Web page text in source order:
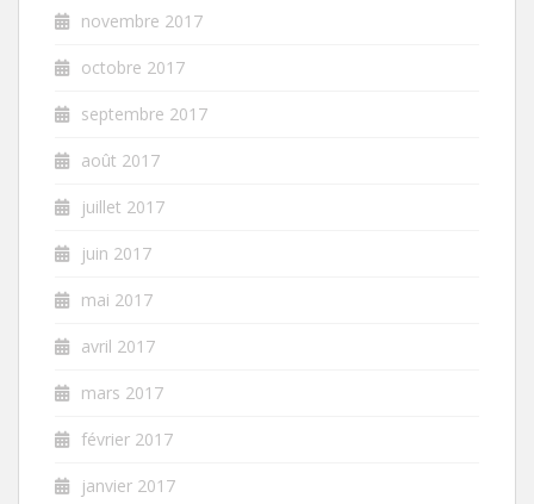
novembre 2017
octobre 2017
septembre 2017
août 2017
juillet 2017
juin 2017
mai 2017
avril 2017
mars 2017
février 2017
janvier 2017